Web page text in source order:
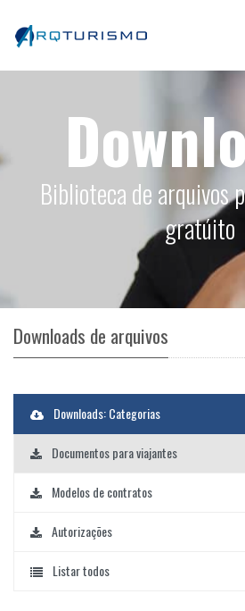
Biblioteca de arquivos
gratúito
Downloads de arquivos
Downloads: Categorias
Documentos para viajantes
Modelos de contratos
Autorizações
Listar todos